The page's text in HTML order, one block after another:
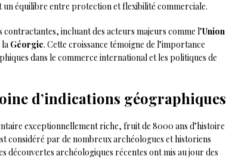
équilibre entre protection et flexibilité commerciale.
contractantes, incluant des acteurs majeurs comme l’Union
la Géorgie. Cette croissance témoigne de l’importance
dans le commerce international et les politiques de
d’indications géographiques
exceptionnellement riche, fruit de 8000 ans d’histoire
considéré par de nombreux archéologues et historiens
découvertes archéologiques récentes ont mis au jour des